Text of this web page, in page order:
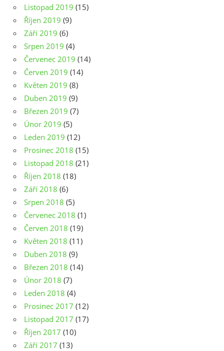
Listopad 2019 (15)
Říjen 2019 (9)
Září 2019 (6)
Srpen 2019 (4)
Červenec 2019 (14)
Červen 2019 (14)
Květen 2019 (8)
Duben 2019 (9)
Březen 2019 (7)
Únor 2019 (5)
Leden 2019 (12)
Prosinec 2018 (15)
Listopad 2018 (21)
Říjen 2018 (18)
Září 2018 (6)
Srpen 2018 (5)
Červenec 2018 (1)
Červen 2018 (19)
Květen 2018 (11)
Duben 2018 (9)
Březen 2018 (14)
Únor 2018 (7)
Leden 2018 (4)
Prosinec 2017 (12)
Listopad 2017 (17)
Říjen 2017 (10)
Září 2017 (13)